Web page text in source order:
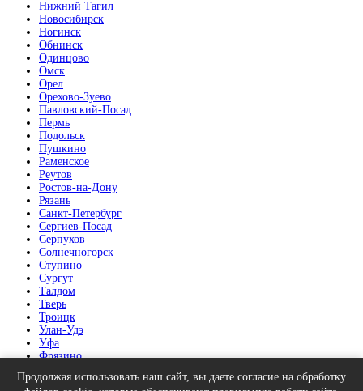
Продолжая использовать наш сайт, вы даете согласие на обработку
Нижний Тагил
Новосибирск
Ногинск
Обнинск
Одинцово
Омск
Орел
Орехово-Зуево
Павловский-Посад
Пермь
Подольск
Пушкино
Раменское
Реутов
Ростов-на-Дону
Рязань
Санкт-Петербург
Сергиев-Посад
Серпухов
Солнечногорск
Ступино
Сургут
Талдом
Тверь
Троицк
Улан-Удэ
Уфа
Фрязино
Челябинск